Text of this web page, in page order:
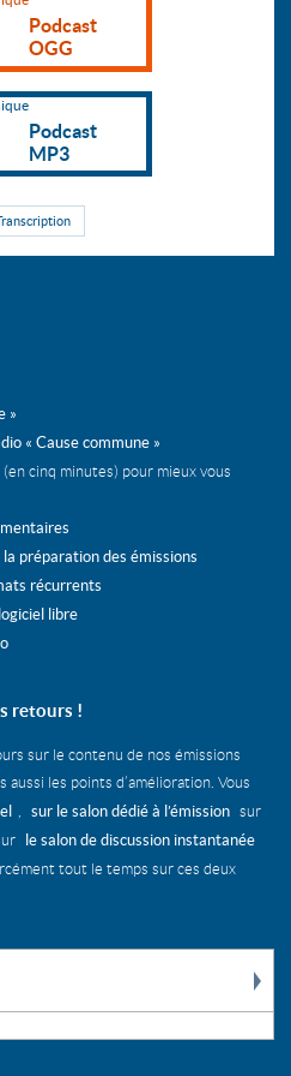
Podcast
OGG
Podcast
MP3
»
« Cause commune »
(en cinq minutes) pour mieux vous
préparation des émissions
récurrents
libre
retours !
sur le contenu de nos émissions
aussi les points d’amélioration. Vous
, sur le salon dédié à l’émission sur
le salon de discussion instantanée
tout le temps sur ces deux